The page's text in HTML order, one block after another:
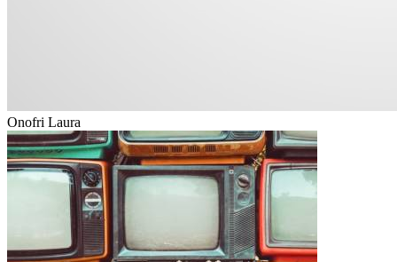
Onofri Laura